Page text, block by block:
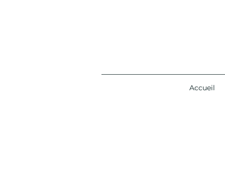
Accueil